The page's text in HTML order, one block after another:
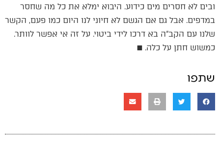
ובים לא חסרים מים כידוע. היבוא ימלא את כל מה שחסר
במדפים. אבל גם אם הגשם לא חיוני לנו היום כמו פעם, הקשר
שלנו עם הקב"ה בא דרכו לידי ביטוי. על זה אי אפשר לוותר.
כמשוש חתן על כלה. ■
שתפו